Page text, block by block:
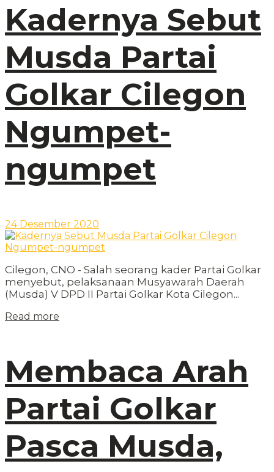
Kadernya Sebut
Musda Partai
Golkar Cilegon
Ngumpet-
ngumpet
24 Desember 2020
Cilegon, CNO - Salah seorang kader Partai Golkar
menyebut, pelaksanaan Musyawarah Daerah
(Musda) V DPD II Partai Golkar Kota Cilegon...
Read more
Membaca Arah
Partai Golkar
Pasca Musda,